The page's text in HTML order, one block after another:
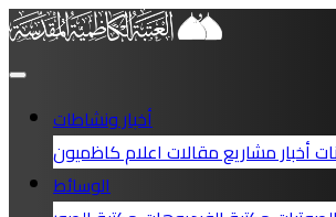
أخبار ونشاطات
أخبارمشاريعمقالاتاعلام كاظميون
الوسائط